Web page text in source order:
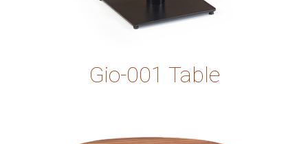
Gio-001 Table